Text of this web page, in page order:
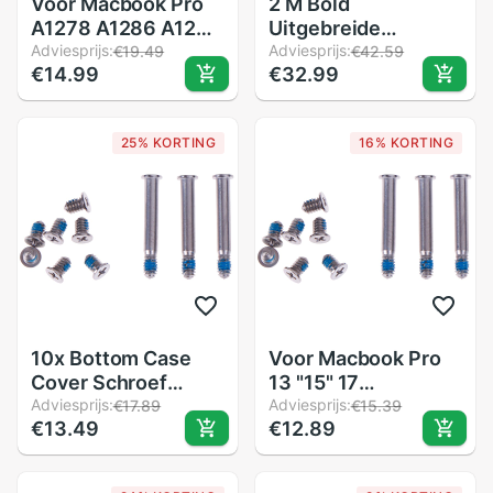
A1278 A1286 A1297
Rubber Voeten
Bodem Met
Schroeven
Adviesprijs:€19.49
€14.99
Uitgebreide
Universal Type
Sleutel Alle Stalen
Mini Notebook
Adviesprijs:€42.59
€32.99
25% KORTING
10x Bottom Case
Cover Schroef
Schroeven Set Voor
Pro Serie 13 "15" 17"
Adviesprijs:€17.89
€13.49
16% KORTING
Voor Macbook Pro
13 "15" 17
"Achterkant Schroef
Voor Macbook
A1278 A1286 A1297
Adviesprijs:€15.39
€12.89